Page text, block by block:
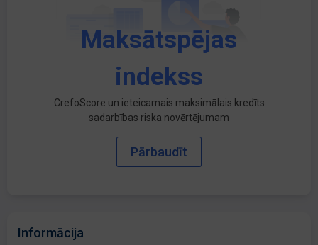
Maksātspējas
indekss
CrefoScore un ieteicamais maksimālais kredīts
sadarbības riska novērtējumam
Pārbaudīt
Informācija